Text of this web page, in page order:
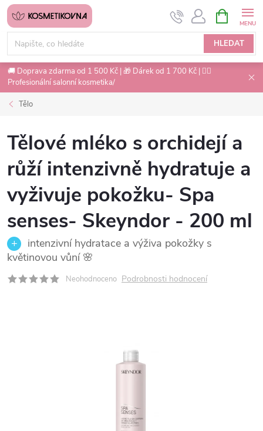
Přejít
obsah
HLEDAT
NÁKUPNÍ
KOŠÍK
🚚 Doprava zdarma od 1 500 Kč | 🎁 Dárek od 1 700 Kč | 💇‍♀️
Profesionální salonní kosmetika/
Tělo
Tělové mléko s orchidejí a
růží intenzivně hydratuje a
vyživuje pokožku- Spa
senses- Skeyndor - 200 ml
intenzivní hydratace a výživa pokožky s
květinovou vůní 🌸
Neohodnoceno Podrobnosti hodnocení